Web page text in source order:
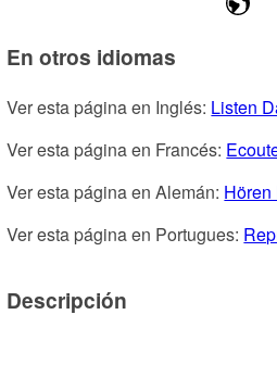
En otros idiomas
Ver esta página en Inglés: Listen
Ver esta página en Francés:
Ver esta página en Alemán:
Ver esta página en Portugues:
Descripción